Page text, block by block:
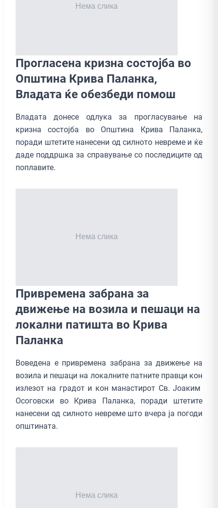
Прогласена кризна состојба во
Општина Крива Паланка,
Владата ќе обезбеди помош
Владата донесе одлука за прогласување на
кризна состојба во Општина Крива Паланка,
поради штетите нанесени од силното невреме и ќе
даде поддршка за справување со последиците од
поплавите.
Привремена забрана за
движење на возила и пешаци на
локални патишта во Крива
Паланка
Воведена е привремена забрана за движење на
возила и пешаци на локалните патните правци кон
излезот на градот и кон манастирот Св. Јоаким
Осоговски во Крива Паланка, поради штетите
нанесени од силното невреме што вчера ја погоди
општината.